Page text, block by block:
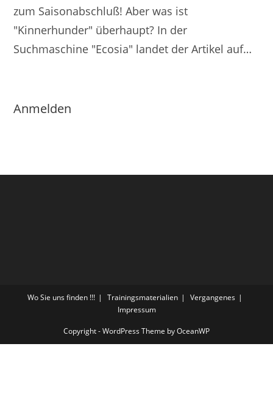
zum Saisonabschluß! Aber was ist
"Kinnerhunder" überhaupt? In der
Suchmaschine "Ecosia" landet der Artikel auf…
Anmelden
Wo Sie uns finden !!! Trainingsmaterialien
Vergangenes
Impressum
Copyright - WordPress Theme by OceanWP